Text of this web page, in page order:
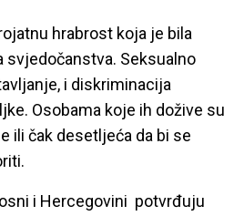
hrabrost koja je bila
svjedočanstva. Seksualno
i diskriminacija
Osobama koje ih dožive su
ili čak desetljeća da bi se
i Hercegovini potvrđuju